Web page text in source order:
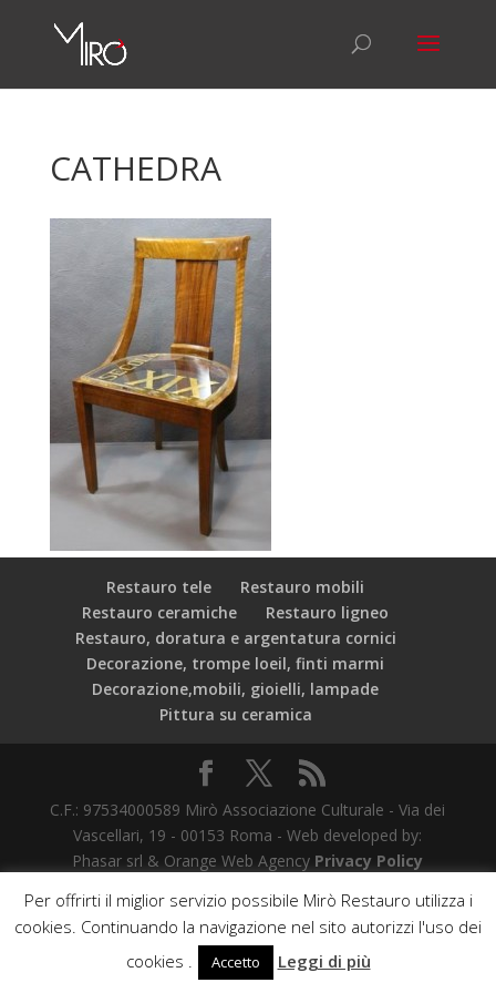
CATHEDRA
Restauro tele
Restauro mobili
Restauro ceramiche
Restauro ligneo
Restauro, doratura e argentatura cornici
Decorazione, trompe loeil, finti marmi
Decorazione,mobili, gioielli, lampade
Pittura su ceramica
C.F.: 97534000589 Mirò Associazione Culturale - Via dei
Vascellari, 19 - 00153 Roma - Web developed by:
Phasar srl & Orange Web Agency Privacy Policy
Per offrirti il miglior servizio possibile Mirò Restauro utilizza i
cookies. Continuando la navigazione nel sito autorizzi l'uso dei
cookies .
Accetto Leggi di più